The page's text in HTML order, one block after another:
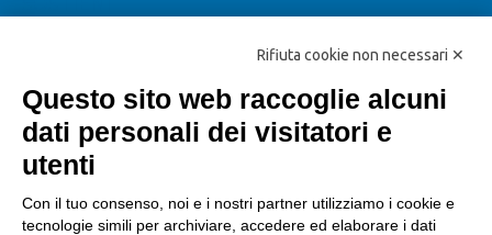
Dona
Dona il 5x1000 alla FIAB
SOCIAL
Rifiuta cookie non necessari ✕
Questo sito web raccoglie alcuni
dati personali dei visitatori e
utenti
Con il tuo consenso, noi e i nostri partner utilizziamo i cookie e
tecnologie simili per archiviare, accedere ed elaborare i dati